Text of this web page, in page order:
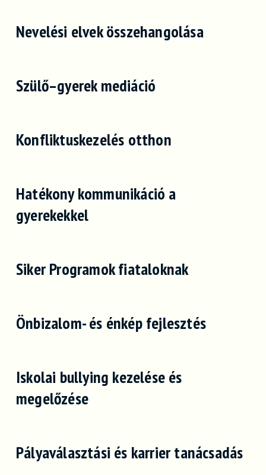
Nevelési elvek összehangolása
Szülő–gyerek mediáció
Konfliktuskezelés otthon
Hatékony kommunikáció a
gyerekekkel
Siker Programok fiataloknak
Önbizalom- és énkép fejlesztés
Iskolai bullying kezelése és
megelőzése
Pályaválasztási és karrier tanácsadás